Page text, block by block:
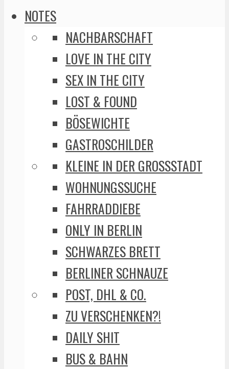
NOTES
NACHBARSCHAFT
LOVE IN THE CITY
SEX IN THE CITY
LOST & FOUND
BÖSEWICHTE
GASTROSCHILDER
KLEINE IN DER GROSSSTADT
WOHNUNGSSUCHE
FAHRRADDIEBE
ONLY IN BERLIN
SCHWARZES BRETT
BERLINER SCHNAUZE
POST, DHL & CO.
ZU VERSCHENKEN?!
DAILY SHIT
BUS & BAHN